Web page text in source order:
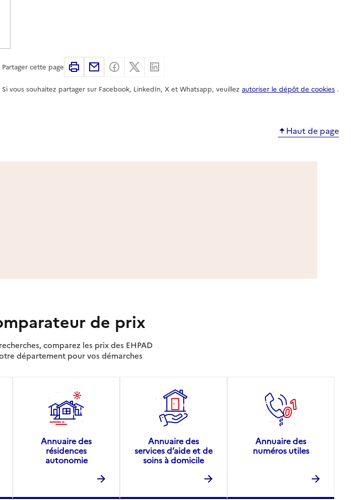
Partager cette page ImprimerPartager par email
Partager sur Facebook
Partager sur X
Si vous souhaitez partager sur Facebook, LinkedIn, X et Whatsapp, veuillez autoriser le dépôt de cookies .
Haut de page
de prix
comparez les prix des EHPAD
département pour vos démarches
Annuaire des
résidences
autonomie
Annuaire des
services d’aide et de
soins à domicile
Annuaire des
numéros utiles